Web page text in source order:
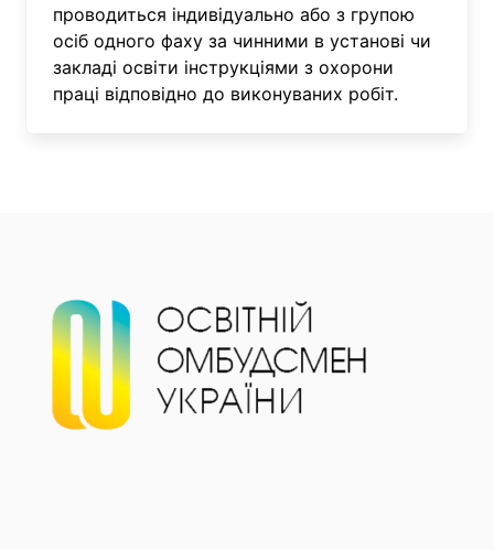
проводиться індивідуально або з групою
осіб одного фаху за чинними в установі чи
закладі освіти інструкціями з охорони
праці відповідно до виконуваних робіт.